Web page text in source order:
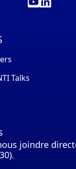
Talks
joindre